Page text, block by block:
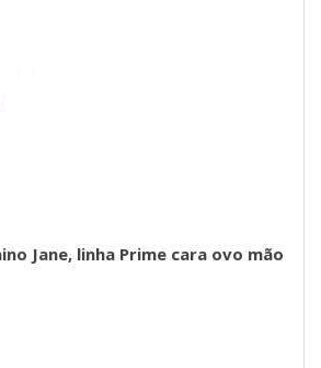
Jane, linha Prime cara ovo mão